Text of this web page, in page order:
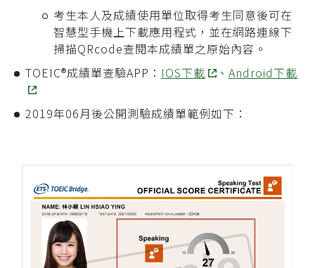
考生本人及成績使用單位取得考生同意後可在
智慧型手機上下載應用程式，並在網路連線下
掃描QRcode查閱本成績單之原始內容。
TOEIC®成績單查驗APP： IOS下載 、 Android下載
2019年06月後公開測驗成績單範例如下：